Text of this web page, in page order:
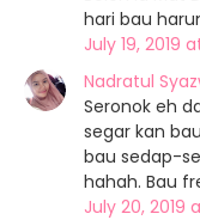
hari bau
July 19, 2019
Nadratul
Seronok eh
segar kan
bau sedap-
hahah. Bau
July 20, 2019